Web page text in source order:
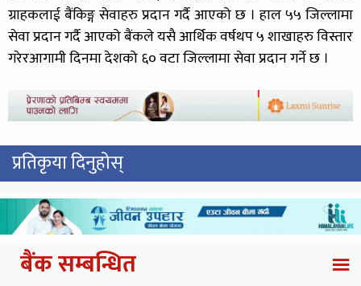
ग्राहकलाई बैंकिङ्ग सेवाहरु प्रदान गर्दै आएको छ । हाल ५५ जिल्लामा
सेवा प्रदान गर्दै आएको बैंकले यसै आर्थिक वर्षथप ५ शाखाहरु विस्तार
गरेरआगामी दिनमा देशको ६० वटा जिल्लामा सेवा प्रदान गर्ने छ ।
प्रतिकृया दिनुहोस्
बैंक सम्बन्धित